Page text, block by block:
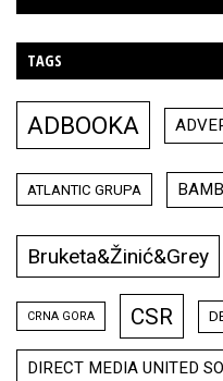
TAGS
ADBOOKA
ATLANTIC GRUPA BAMBI
Bruketa&Žinić&Grey
CRNA GORA CSR
DIRECT MEDIA UNITED